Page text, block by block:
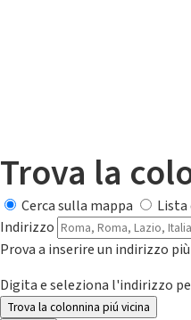
Trova la
Cerca sulla mappa
Indirizzo
Prova a inserire un indirizzo
Digita e seleziona l'indirizzo
Trova la colonnina piú vicina